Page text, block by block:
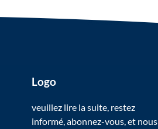
Logo
veuillez lire la suite, restez
informé, abonnez-vous, et nous